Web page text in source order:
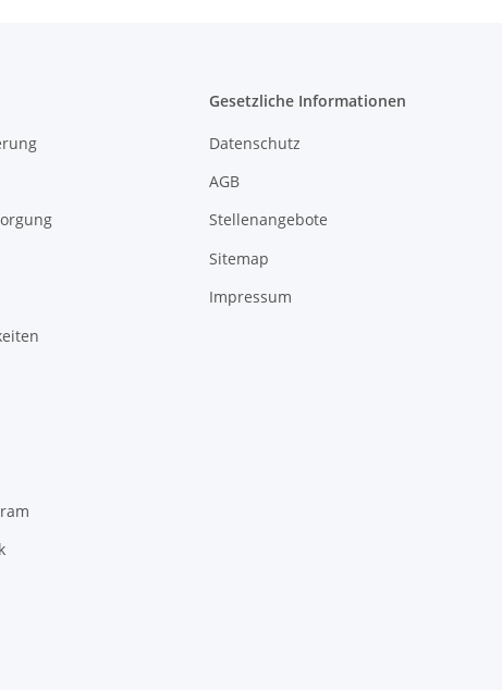
Gesetzliche Informationen
Datenschutz
AGB
Stellenangebote
Sitemap
Impressum